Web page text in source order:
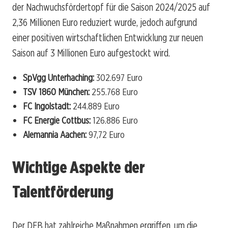
der Nachwuchsfördertopf für die Saison 2024/2025 auf
2,36 Millionen Euro reduziert wurde, jedoch aufgrund
einer positiven wirtschaftlichen Entwicklung zur neuen
Saison auf 3 Millionen Euro aufgestockt wird.
SpVgg Unterhaching:302.697 Euro
TSV 1860 München: 255.768 Euro
FC Ingolstadt: 244.889 Euro
FC Energie Cottbus:126.886 Euro
Alemannia Aachen:97,72 Euro
Wichtige Aspekte der
Talentförderung
Der DFB hat zahlreiche Maßnahmen ergriffen, um die